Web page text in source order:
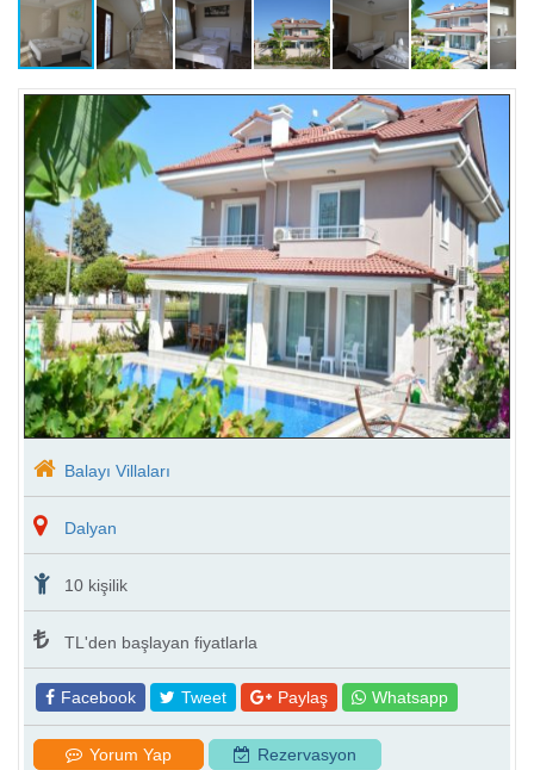
Balayı Villaları
Lüks Tatil Villaları
Muhafazakar Villa
Dalyan
10 kişilik
TL'den başlayan fiyatlarla
Facebook Tweet Paylaş Whatsapp
Yorum Yap Rezervasyon